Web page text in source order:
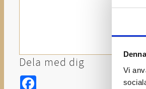
Vi
Dela med dig